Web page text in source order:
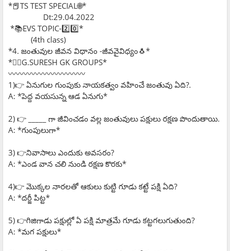
*📕TS TEST SPECIAL🌐*
Dt:29.04.2022
*📚EVS TOPIC-2️⃣0️⃣*
(4th class)
*4. జంతువుల జీవన విధానం -జీవవైవిధ్యం🐧*
*✍🏻G.SURESH GK GROUPS*
〰️〰️〰️〰️〰️〰️〰️〰️〰️〰️
1)👉 ఏనుగుల గుంపుకు నాయకత్వం వహించే జంతువు ఏది?.
A: *పెద్ద వయసున్న ఆడ ఏనుగు*
2) 👉 _____ గా జీవించడం వల్ల జంతువులు పక్షులు రక్షణ పొందుతాయి.
A: *గుంపులుగా*
3) 👉నివాసాలు ఎందుకు అవసరం?
A: *ఎండ వాన చలి నుండి రక్షణ కొరకు*
4)👉 మొక్కల నారలతో ఆకులు కుట్టి గూడు కట్టే పక్షి ఏది?
A: *దర్జీ పిట్ట*
5) 👉గిజిగాడు పక్షుల్లో ఏ పక్షి మాత్రమే గూడు కట్టగలుగుతుంది?
A: *మగ పక్షులు*